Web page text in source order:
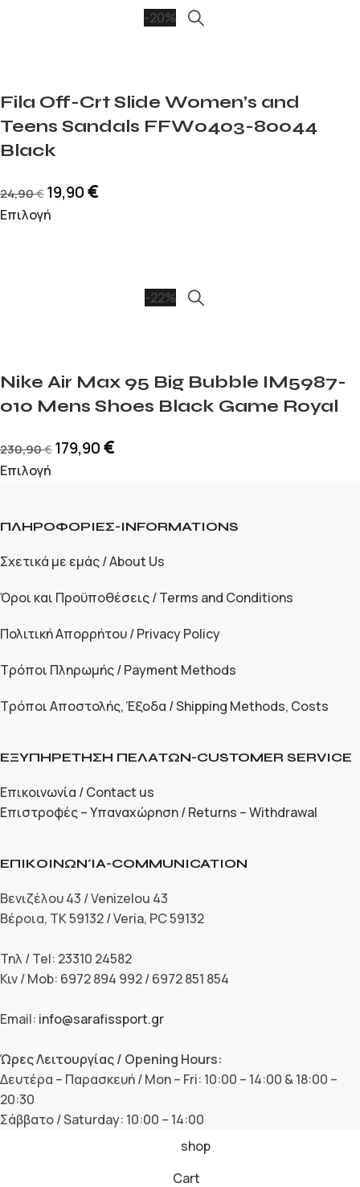
-20%
Fila Off-Crt Slide Women’s and
Teens Sandals FFW0403-80044
Black
24,90€ 19,90€
Επιλογή
-22%
Nike Air Max 95 Big Bubble IM5987-
010 Mens Shoes Black Game Royal
230,90€ 179,90€
Επιλογή
ΠΛΗΡΟΦΟΡΙΕΣ-INFORMATIONS
Σχετικά με εμάς / About Us
Όροι και Προϋποθέσεις / Terms and Conditions
Πολιτική Απορρήτου / Privacy Policy
Τρόποι Πληρωμής / Payment Methods
Τρόποι Αποστολής, Έξοδα / Shipping Methods, Costs
ΕΞΥΠΗΡΕΤΗΣΗ ΠΕΛΑΤΩΝ-CUSTOMER SERVICE
Επικοινωνία / Contact us
Επιστροφές – Υπαναχώρηση / Returns – Withdrawal
ΕΠΙΚΟΙΝΩΝΊΑ-COMMUNICATION
Βενιζέλου 43 / Venizelou 43
Βέροια, ΤΚ 59132 / Veria, PC 59132
Τηλ / Tel: 23310 24582
Κιν / Mob: 6972 894 992 / 6972 851 854
Email: info@sarafissport.gr
Ώρες Λειτουργίας / Opening Hours:
Δευτέρα – Παρασκευή / Mon – Fri: 10:00 – 14:00 & 18:00 –
20:30
Σάββατο / Saturday: 10:00 – 14:00
shop
Cart